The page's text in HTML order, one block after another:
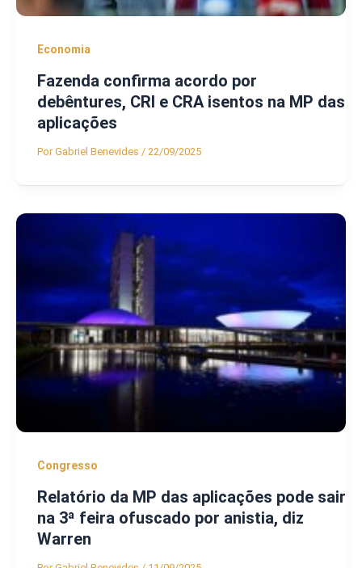
Economia
Fazenda confirma acordo por
debêntures, CRI e CRA isentos na MP das
aplicações
PorGabriel Benevides / 22/09/2025
Congresso
Relatório da MP das aplicações pode sair
na 3ª feira ofuscado por anistia, diz
Warren